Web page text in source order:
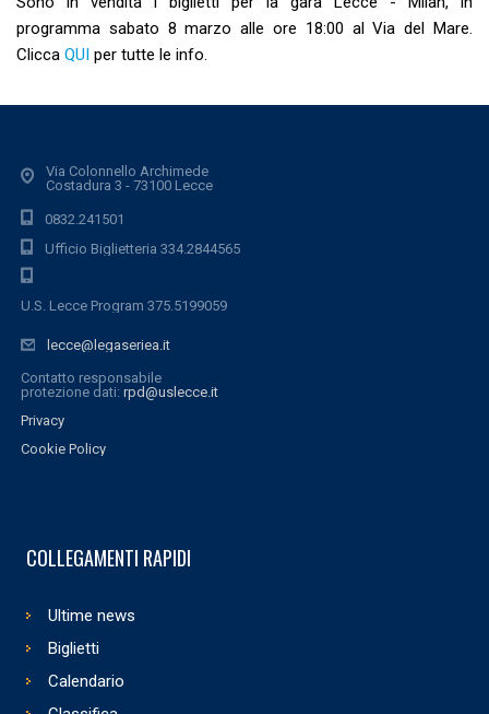
programma sabato 8 marzo alle ore 18:00 al Via del Mare.
Clicca QUI per tutte le info.
Via Colonnello Archimede
Costadura 3 - 73100 Lecce
0832.241501
Ufficio Biglietteria 334.2844565
U.S. Lecce Program 375.5199059
lecce@legaseriea.it
Contatto responsabile
protezione dati: rpd@uslecce.it
Privacy
Cookie Policy
COLLEGAMENTI RAPIDI
Ultime news
Biglietti
Calendario